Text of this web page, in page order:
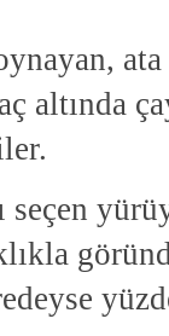
altında